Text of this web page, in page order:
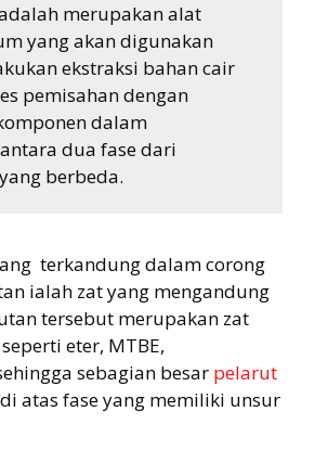
merupakan alat
yang akan digunakan
ekstraksi bahan cair
pemisahan dengan
dalam
dua fase dari
berbeda.
terkandung dalam corong
ialah zat yang mengandung
tersebut merupakan zat
eter, MTBE,
sebagian besar pelarut
atas fase yang memiliki unsur